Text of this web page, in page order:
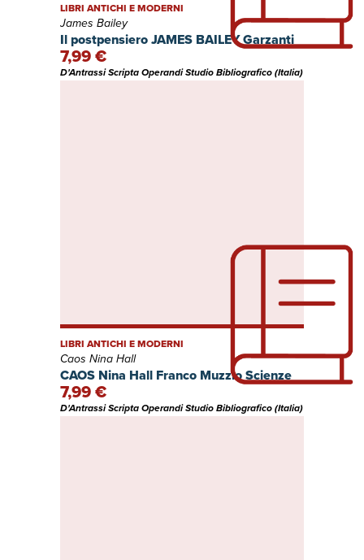
Il postpensiero JAMES BAILEY Garzanti
LIBRI ANTICHI E MODERNI
James Bailey
7,99 €
D'Antrassi Scripta Operandi Studio Bibliografico (Italia)
CAOS Nina Hall Franco Muzzio Scienze
LIBRI ANTICHI E MODERNI
Caos Nina Hall
7,99 €
D'Antrassi Scripta Operandi Studio Bibliografico (Italia)